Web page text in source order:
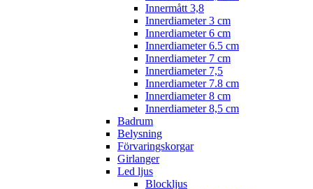
Innermått 3,8
Innerdiameter 3 cm
Innerdiameter 6 cm
Innerdiameter 6.5 cm
Innerdiameter 7 cm
Innerdiameter 7,5
Innerdiameter 7.8 cm
Innerdiameter 8 cm
Innerdiameter 8,5 cm
Badrum
Belysning
Förvaringskorgar
Girlanger
Led ljus
Blockljus